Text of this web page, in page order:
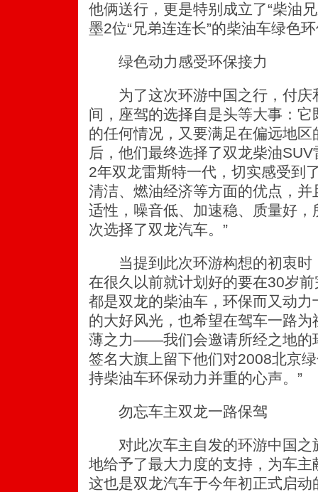
他俩送行，更是特别成立了“柴油
墨2位“兄弟连连长”的柴油车绿色
绿色动力感受环保接力
为了这次环游中国之行，付庆
间，座驾的选择自是头等大事：
的任何情况，又要满足在偏远地
后，他们最终选择了双龙柴油
2年双龙雷斯特一代，切实感受到
清洁、燃油经济等方面的优点，
适性，噪音低、加速稳、质量好
次选择了双龙汽车。”
当提到此次环游构想的初衷时
在很久以前就计划好的要在30岁
都是双龙的柴油车，环保而又动
的大好风光，也希望在驾车一路
薄之力——我们会邀请所经之地的
签名大旗上留下他们对2008北京
持柴油车环保动力并重的心声。”
勿忘车主双龙一路保驾
对此次车主自发的环游中国之
地给予了最大力度的支持，为车
这也是双龙汽车于今年初正式启动